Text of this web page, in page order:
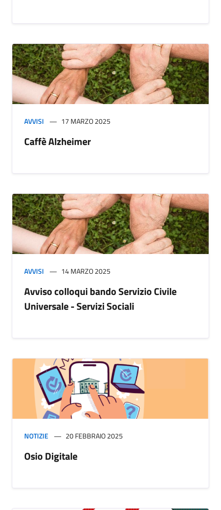
AVVISI 17 MARZO 2025
Caffè Alzheimer
AVVISI 14 MARZO 2025
Avviso colloqui bando Servizio Civile
Universale - Servizi Sociali
NOTIZIE 20 FEBBRAIO 2025
Osio Digitale